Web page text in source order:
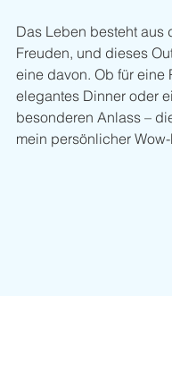
Das Leben besteht aus
Freuden, und dieses
eine davon. Ob für eine
elegantes Dinner oder
besonderen Anlass –
mein persönlicher